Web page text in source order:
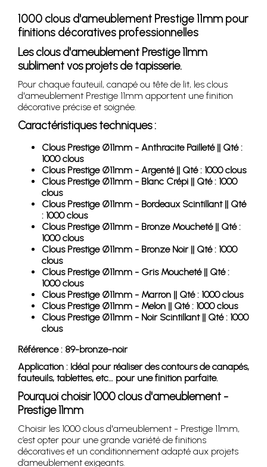
1000 clous d'ameublement Prestige 11mm pour
finitions décoratives professionnelles
Les clous d'ameublement Prestige 11mm
subliment vos projets de tapisserie.
Pour chaque fauteuil, canapé ou tête de lit, les clous
d'ameublement Prestige 11mm apportent une finition
décorative précise et soignée.
Caractéristiques techniques :
Clous Prestige Ø11mm - Anthracite Pailleté || Qté :
1000 clous
Clous Prestige Ø11mm - Argenté || Qté : 1000 clous
Clous Prestige Ø11mm - Blanc Crépi || Qté : 1000
clous
Clous Prestige Ø11mm - Bordeaux Scintillant || Qté
: 1000 clous
Clous Prestige Ø11mm - Bronze Moucheté || Qté :
1000 clous
Clous Prestige Ø11mm - Bronze Noir || Qté : 1000
clous
Clous Prestige Ø11mm - Gris Moucheté || Qté :
1000 clous
Clous Prestige Ø11mm - Marron || Qté : 1000 clous
Clous Prestige Ø11mm - Melon || Qté : 1000 clous
Clous Prestige Ø11mm - Noir Scintillant || Qté : 1000
clous
Référence : 89-bronze-noir
Application : Idéal pour réaliser des contours de canapés,
fauteuils, tablettes, etc… pour une finition parfaite.
Pourquoi choisir 1000 clous d'ameublement -
Prestige 11mm
Choisir les 1000 clous d'ameublement - Prestige 11mm,
c’est opter pour une grande variété de finitions
décoratives et un conditionnement adapté aux projets
d’ameublement exigeants.